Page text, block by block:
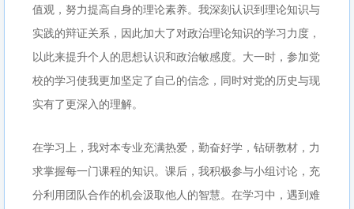
值观，努力提高自身的理论素养。我深刻认识到理论知识与
实践的辩证关系，因此加大了对政治理论知识的学习力度，
以此来提升个人的思想认识和政治敏感度。大一时，参加党
校的学习使我更加坚定了自己的信念，同时对党的历史与现
实有了更深入的理解。
在学习上，我对本专业充满热爱，勤奋好学，钻研教材，力
求掌握每一门课程的知识。课后，我积极参与小组讨论，充
分利用团队合作的机会汲取他人的智慧。在学习中，遇到难